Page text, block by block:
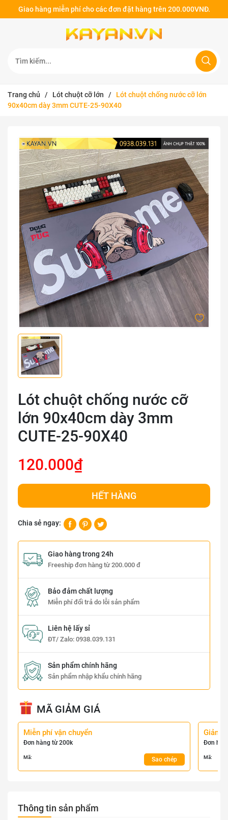
Giao hàng miễn phí cho các đơn đặt hàng trên 200.000VNĐ.
Trang chủ / Lót chuột cỡ lớn /
Lót chuột chống nước cỡ lớn
90x40cm dày 3mm CUTE-25-90X40
Lót chuột chống nước cỡ
lớn 90x40cm dày 3mm
CUTE-25-90X40
120.000₫
HẾT HÀNG
Chia sẻ ngay:
Giao hàng trong 24h
Freeship đơn hàng từ 200.000 đ
Bảo đảm chất lượng
Miễn phí đổi trả do lỗi sản phẩm
Liên hệ lấy sỉ
ĐT/ Zalo: 0938.039.131
Sản phẩm chính hãng
Sản phẩm nhập khẩu chính hãng
MÃ GIẢM GIÁ
Miễn phí vận chuyển
Đơn hàng từ 200k
Mã: Sao chép
Giảm
Đơn
Mã:
Thông tin sản phẩm